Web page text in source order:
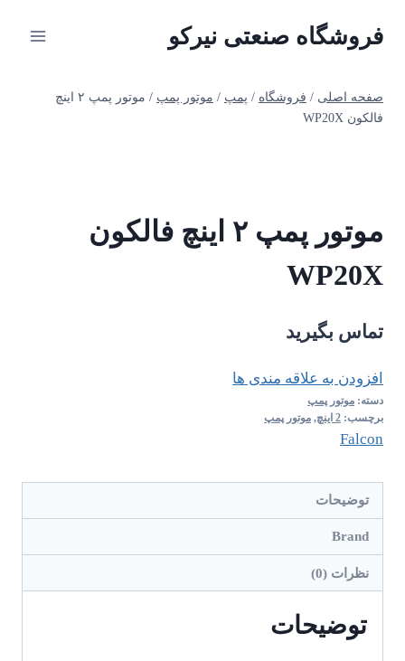
فروشگاه صنعتی نیرکو
صفحه اصلی / فروشگاه / پمپ / موتور پمپ /
موتور پمپ ۲ اینچ
فالکون WP20X
موتور پمپ ۲ اینچ فالکون
WP20X
تماس بگیرید
افزودن به علاقه مندی ها
دسته: موتور پمپ
برچسب: 2 اینچ , موتور پمپ
Falcon
توضیحات
Brand
نظرات (0)
توضیحات